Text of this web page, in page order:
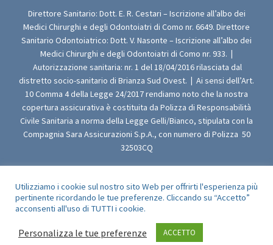
Direttore Sanitario: Dott. E. R. Cestari – Iscrizione all’albo dei
Medici Chirurghi e degli Odontoiatri di Como nr. 6649. Direttore
Sanitario Odontoiatrico: Dott. V. Nasonte – Iscrizione all’albo dei
Medici Chirurghi e degli Odontoiatri di Como nr. 933. |
Autorizzazione sanitaria: nr. 1 del 18/04/2016 rilasciata dal
distretto socio-sanitario di Brianza Sud Ovest. | Ai sensi dell’Art.
10 Comma 4 della Legge 24/2017 rendiamo noto che la nostra
copertura assicurativa è costituita da Polizza di Responsabilità
Civile Sanitaria a norma della Legge Gelli/Bianco, stipulata con la
Compagnia Sara Assicurazioni S.p.A., con numero di Polizza 50
32503CQ
© 2009-2021 Clinic & Research srl - All Rights Reserved
Utilizziamo i cookie sul nostro sito Web per offrirti l'esperienza più
pertinente ricordando le tue preferenze. Cliccando su “Accetto”
acconsenti all'uso di TUTTI i cookie.
Personalizza le tue preferenze ACCETTO